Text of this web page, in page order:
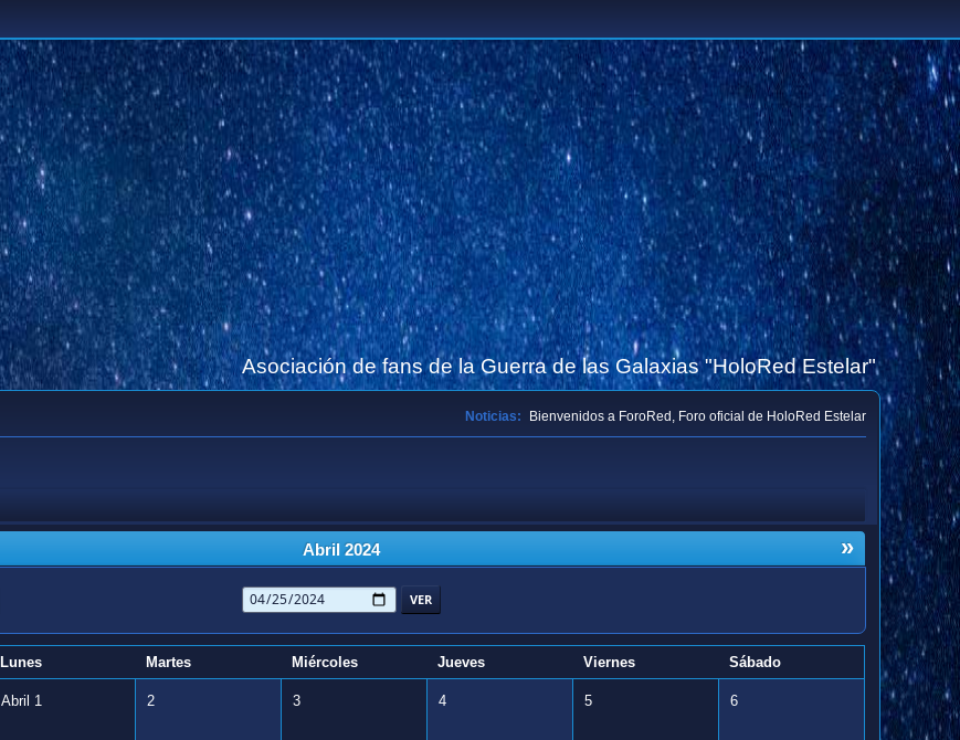
Asociación de fans de la Guerra de las Galaxias "HoloRed Estelar"
Noticias: Bienvenidos a ForoRed, Foro oficial de HoloRed Estelar
»
Abril 2024
Lunes Martes Miércoles Jueves Viernes Sábado
Abril 1 2 3 4 5 6